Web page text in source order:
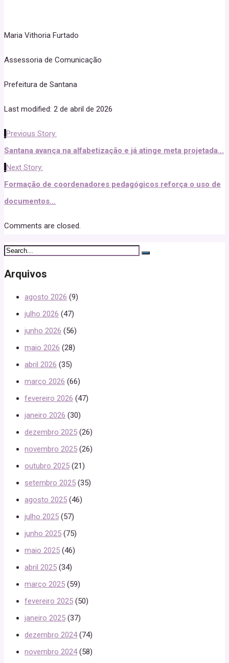
Maria Vithoria Furtado
Assessoria de Comunicação
Prefeitura de Santana
Last modified: 2 de abril de 2026
Previous Story:
Santana avança na alfabetização e já atinge meta projetada...
Next Story:
Formação de coordenadores pedagógicos reforça o uso de
documentos...
Comments are closed.
Arquivos
agosto 2026 (9)
julho 2026 (47)
junho 2026 (56)
maio 2026 (28)
abril 2026 (35)
março 2026 (66)
fevereiro 2026 (47)
janeiro 2026 (30)
dezembro 2025 (26)
novembro 2025 (26)
outubro 2025 (21)
setembro 2025 (35)
agosto 2025 (46)
julho 2025 (57)
junho 2025 (75)
maio 2025 (46)
abril 2025 (34)
março 2025 (59)
fevereiro 2025 (50)
janeiro 2025 (37)
dezembro 2024(74)
novembro 2024(58)